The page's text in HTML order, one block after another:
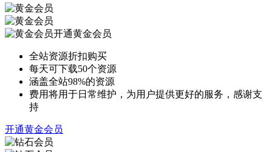
开通黄金会员
全站资源折扣购买
每天可下载50个资源
涵盖全站98%的资源
费用将用于日常维护，为用户提供更好的服务，感谢支
持
开通黄金会员